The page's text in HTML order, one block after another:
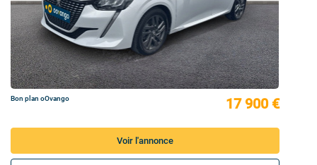
Bon plan oOvango 17 900 €
Voir l'annonce